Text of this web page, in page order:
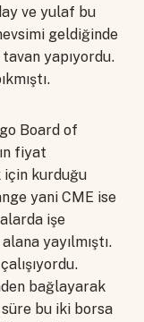
ve yulaf bu
geldiğinde
yapıyordu.
Board of
fiyat
için kurduğu
yani CME ise
işe
yayılmıştı.
bağlayarak
süre bu iki borsa